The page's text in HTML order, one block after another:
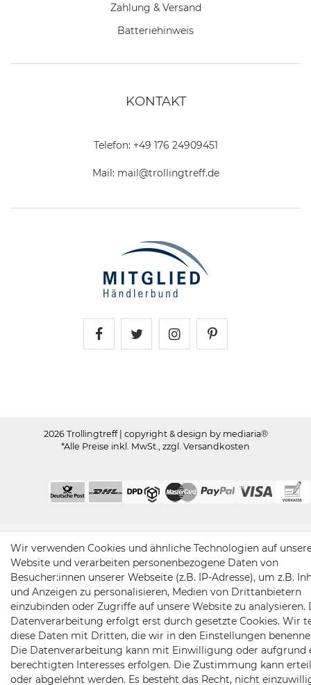
Zahlung & Versand
Batteriehinweis
KONTAKT
Telefon: +49 176 24909451
Mail: mail@trollingtreff.de
2026 Trollingtreff | copyright & design by mediaria®
*Alle Preise inkl. MwSt., zzgl. Versandkosten
Wir verwenden Cookies und ähnliche Technologien auf
Website und verarbeiten personenbezogene Daten von
Besucher:innen unserer Webseite (z.B. IP-Adresse), um z.B.
und Anzeigen zu personalisieren, Medien von Drittanbietern
einzubinden oder Zugriffe auf unsere Website zu analysieren.
Datenverarbeitung erfolgt erst durch gesetzte Cookies. Wir
diese Daten mit Dritten, die wir in den Einstellungen
Die Datenverarbeitung kann mit Einwilligung oder aufgrund
berechtigten Interesses erfolgen. Die Zustimmung kann
oder abgelehnt werden. Es besteht das Recht, nicht